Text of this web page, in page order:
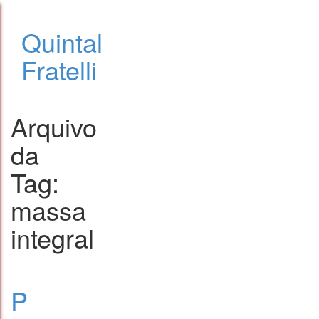
Quintal
Fratelli
Arquivo
da
Tag:
massa
integral
P